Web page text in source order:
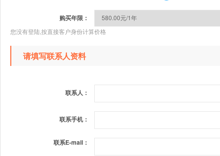
购买年限：
您没有登陆,按直接客户身份计算价格
请填写联系人资料
联系人：
联系手机：
联系E-mail：